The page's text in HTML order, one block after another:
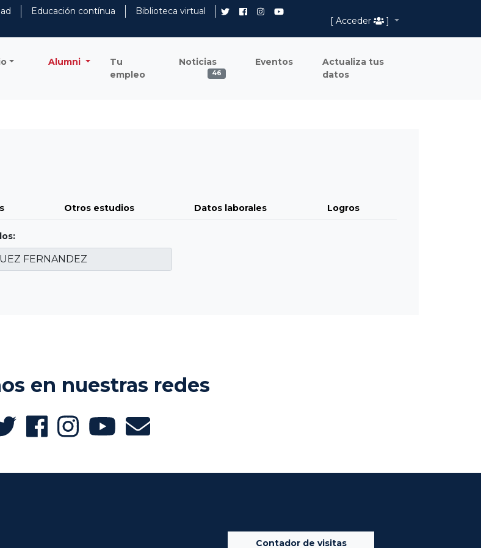
Educación contínua
Biblioteca virtual
[ Acceder
]
Alumni
Tu
empleo
Noticias
46
Eventos
Actualiza tus
datos
Otros estudios Datos laborales Logros
en nuestras redes
Contador de visitas